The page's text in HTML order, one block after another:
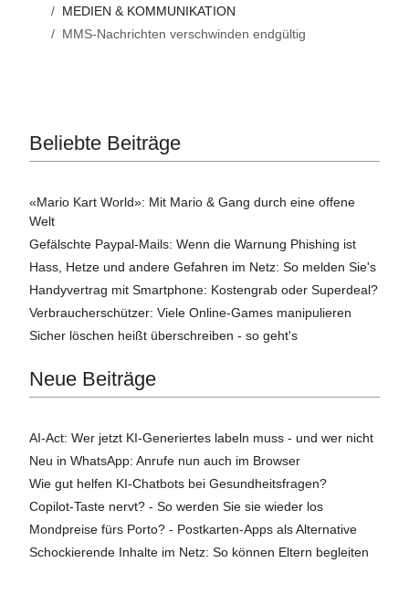
MEDIEN & KOMMUNIKATION
MMS-Nachrichten verschwinden endgültig
Beliebte Beiträge
«Mario Kart World»: Mit Mario & Gang durch eine offene
Welt
Gefälschte Paypal-Mails: Wenn die Warnung Phishing ist
Hass, Hetze und andere Gefahren im Netz: So melden Sie's
Handyvertrag mit Smartphone: Kostengrab oder Superdeal?
Verbraucherschützer: Viele Online-Games manipulieren
Sicher löschen heißt überschreiben - so geht's
Neue Beiträge
AI-Act: Wer jetzt KI-Generiertes labeln muss - und wer nicht
Neu in WhatsApp: Anrufe nun auch im Browser
Wie gut helfen KI-Chatbots bei Gesundheitsfragen?
Copilot-Taste nervt? - So werden Sie sie wieder los
Mondpreise fürs Porto? - Postkarten-Apps als Alternative
Schockierende Inhalte im Netz: So können Eltern begleiten